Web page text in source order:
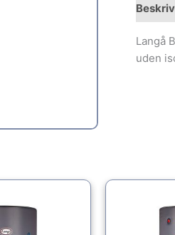
Langå
uden